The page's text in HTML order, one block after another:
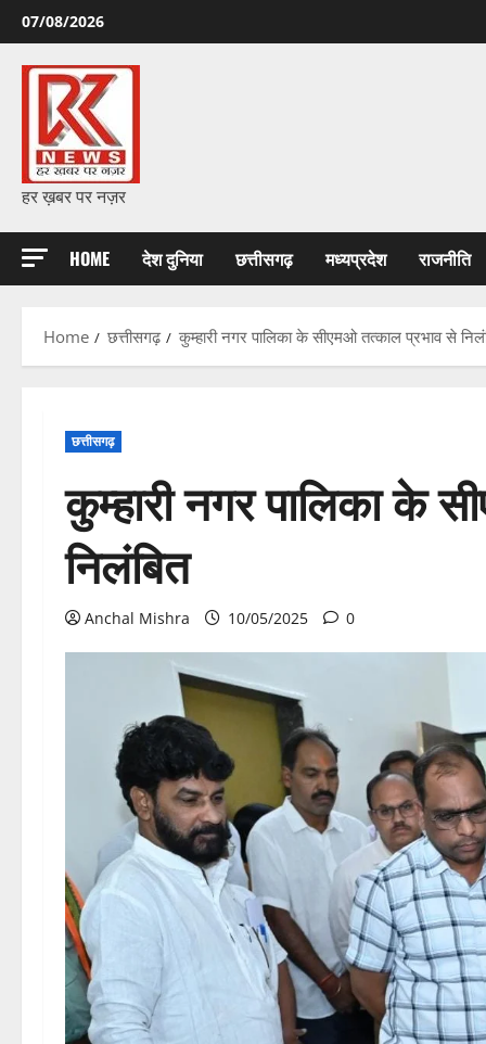
Skip
to
content
07/08/2026
हर ख़बर पर नज़र
HOME देश दुनिया छत्तीसगढ़ मध्यप्रदेश राजनीति
Home छत्तीसगढ़ कुम्हारी नगर पालिका के सीएमओ तत्काल प्रभाव से
छत्तीसगढ़
कुम्हारी नगर पालिका के
निलंबित
Anchal Mishra 10/05/2025 0